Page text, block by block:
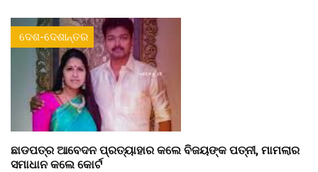
ଦେଶ-ଦେଶାନ୍ତର
ଛାଡପତ୍ର ଆବେଦନ ପ୍ରତ୍ୟାହାର କଲେ ବିଜୟଙ୍କ ପତ୍ନୀ, ମାମଲାର
ସମାଧାନ କଲେ କୋର୍ଟ